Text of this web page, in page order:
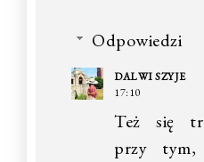
Odpowiedzi
DALWI SZYJE
17:10
Też się
przy tym,